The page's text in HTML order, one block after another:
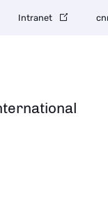
Intranet